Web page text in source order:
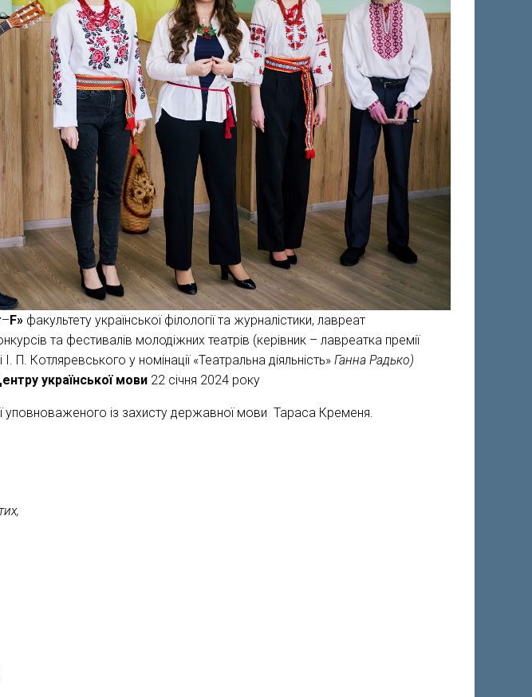
– F» факультету української філології та журналістики, лавреат
та фестивалів молодіжних театрів (керівник – лавреатка премії
П. Котляревського у номінації «Театральна діяльність» Ганна Радько)
української мови 22 січня 2024 року
уповноваженого із захисту державної мови Тараса Кременя.
віри